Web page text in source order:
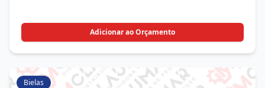
Adicionar ao Orçamento
Bielas